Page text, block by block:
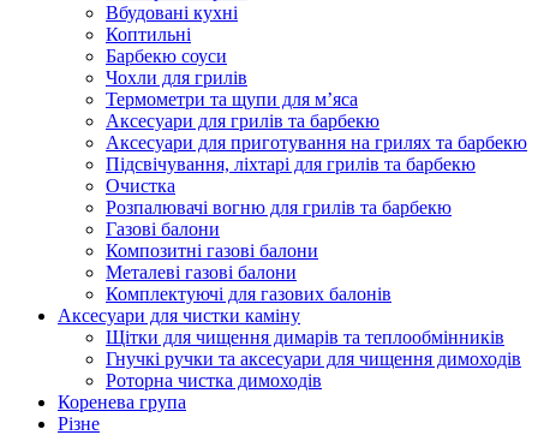
Вбудовані кухні
Коптильні
Барбекю соуси
Чохли для грилів
Термометри та щупи для м’яса
Аксесуари для грилів та барбекю
Аксесуари для приготування на грилях та барбекю
Підсвічування, ліхтарі для грилів та барбекю
Очистка
Розпалювачі вогню для грилів та барбекю
Газові балони
Композитні газові балони
Металеві газові балони
Комплектуючі для газових балонів
Аксесуари для чистки каміну
Щітки для чищення димарів та теплообмінників
Гнучкі ручки та аксесуари для чищення димоходів
Роторна чистка димоходів
Коренева група
Різне